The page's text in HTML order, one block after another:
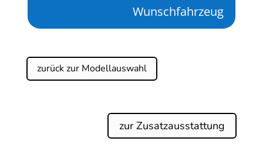
Wunschfahrzeug
zurück zur Modellauswahl
zur Zusatzausstattung